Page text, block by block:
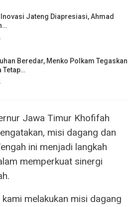
Jateng Diapresiasi, Ahmad
Beredar, Menko Polkam Tegaskan
Tetap…
Jawa Timur Khofifah
misi dagang dan
ini menjadi langkah
memperkuat sinergi
melakukan misi dagang